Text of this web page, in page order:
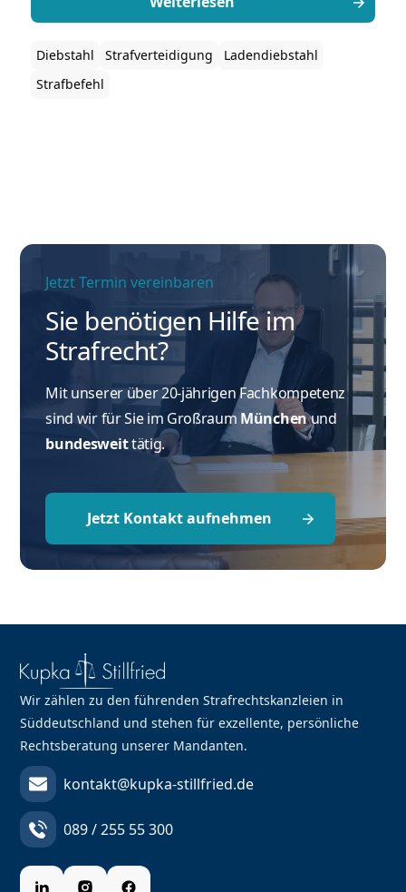
anderen Eigentumsdelikten.
Diebstahl Strafverteidigung
Ladendiebstahl
Strafbefehl
Jetzt Termin vereinbaren
Sie benötigen Hilfe im
Strafrecht?
Mit unserer über 20-jährigen Fachkompetenz
sind wir für Sie im Großraum Münchenund
bundesweittätig.
Jetzt Kontakt aufnehmen
Wir zählen zu den führenden Strafrechtskanzleien in
Süddeutschland und stehen für exzellente, persönliche
Rechtsberatung unserer Mandanten.
kontakt@kupka-stillfried.de
089 / 255 55 300